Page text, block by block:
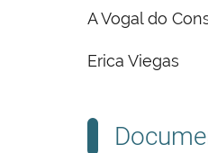
A Vogal do
Erica Viegas